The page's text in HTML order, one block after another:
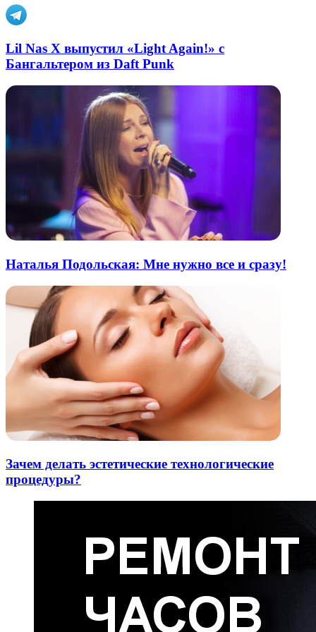
Lil Nas X выпустил «Light Again!» с
Бангальтером из Daft Punk
Наталья Подольская: Мне нужно все и сразу!
Зачем делать эстетические технологические
процедуры?